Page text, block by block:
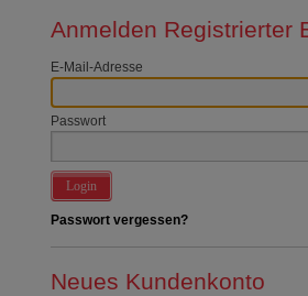
Anmelden Registrierter
E-Mail-Adresse
Passwort
Login
Passwort vergessen?
Neues Kundenkonto